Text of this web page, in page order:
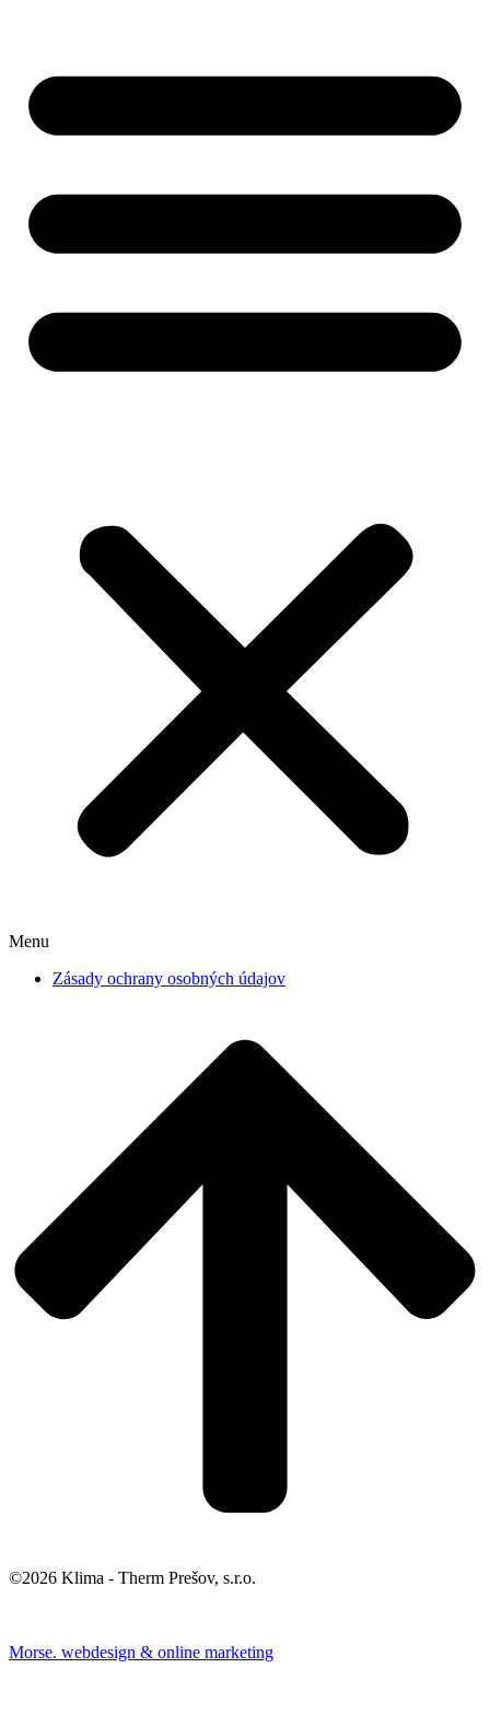
Menu
Zásady ochrany osobných údajov
©2026 Klima - Therm Prešov, s.r.o.
Morse. webdesign & online marketing